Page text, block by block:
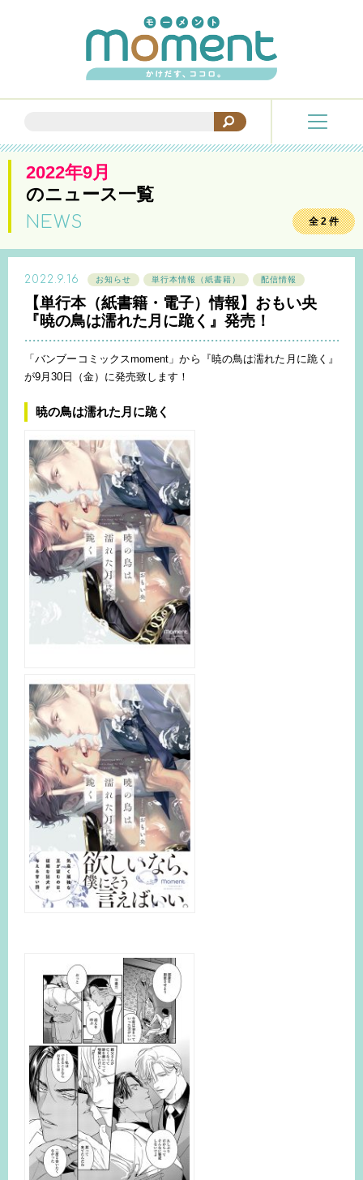
2022年9月
のニュース一覧
NEWS 全 2 件
2022.9.16 お知らせ 単行本情報（紙書籍） 配信情報
【単行本（紙書籍・電子）情報】おもい央
『暁の鳥は濡れた月に跪く』発売！
「バンブーコミックスmoment」から『暁の鳥は濡れた月に跪く』
が9月30日（金）に発売致します！
暁の鳥は濡れた月に跪く